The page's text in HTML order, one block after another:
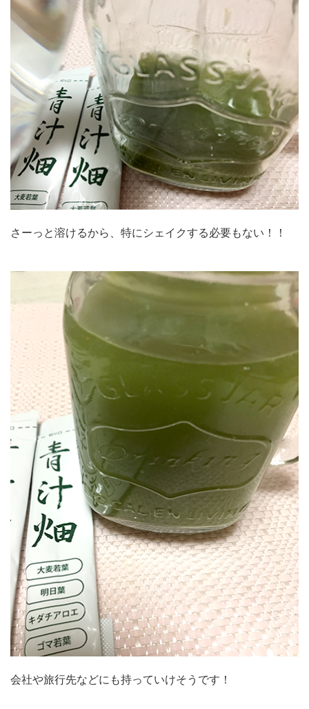
さーっと溶けるから、特にシェイクする必要もない！！
会社や旅行先などにも持っていけそうです！